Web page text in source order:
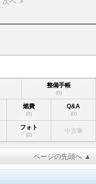
整備手帳
(0)
燃費
(0)
Q&A
(0)
フォト
(0)
中古車
ページの先頭へ ▲